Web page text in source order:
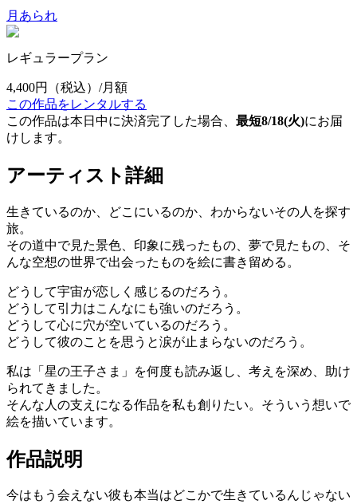
月あられ
レギュラープラン
4,400円
（税込）/月額
この作品をレンタルする
この作品は本日中に決済完了した場合、 最短8/18(火)にお届
けします。
アーティスト詳細
生きているのか、どこにいるのか、わからないその人を探す
旅。
その道中で見た景色、印象に残ったもの、夢で見たもの、そ
んな空想の世界で出会ったものを絵に書き留める。
どうして宇宙が恋しく感じるのだろう。
どうして引力はこんなにも強いのだろう。
どうして心に穴が空いているのだろう。
どうして彼のことを思うと涙が止まらないのだろう。
私は「星の王子さま」を何度も読み返し、考えを深め、助け
られてきました。
そんな人の支えになる作品を私も創りたい。そういう想いで
絵を描いています。
作品説明
今はもう会えない彼も本当はどこかで生きているんじゃない